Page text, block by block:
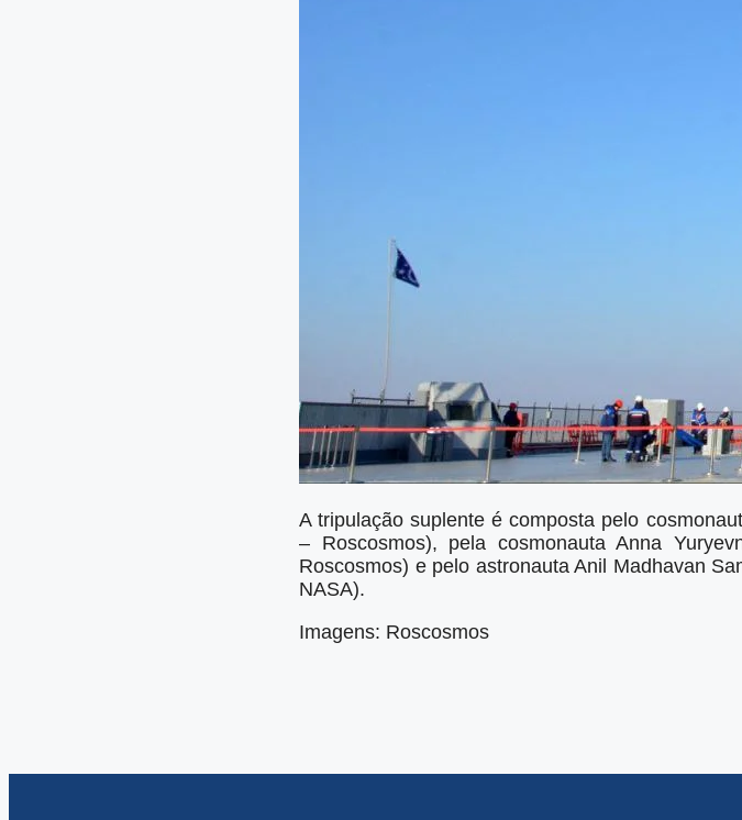
A tripulação suplente é composta pelo
– Roscosmos), pela cosmonauta Anna
Roscosmos) e pelo astronauta Anil Madhavan
NASA).
Imagens: Roscosmos